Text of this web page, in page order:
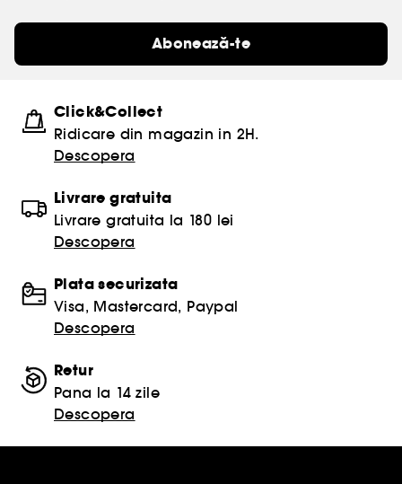
Abonează-te
Click&Collect
Ridicare din magazin in 2H.
Descopera
Livrare gratuita
Livrare gratuita la 180 lei
Descopera
Plata securizata
Visa, Mastercard, Paypal
Descopera
Retur
Pana la 14 zile
Descopera